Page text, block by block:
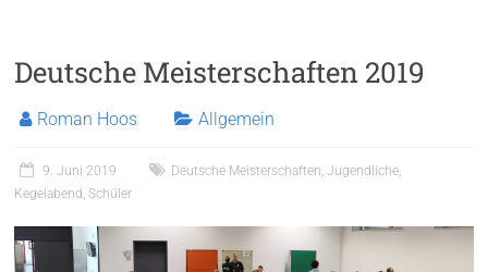
Deutsche Meisterschaften 2019
Roman Hoos Allgemein
9. Juni 2019 Deutsche Meisterschaften ,Jugendliche
Kegelabend ,Schüler